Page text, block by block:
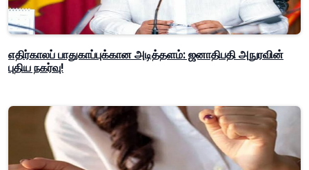
எதிர்காலப் பாதுகாப்புக்கான அடித்தளம்: ஜனாதிபதி அநுரவின்
புதிய நகர்வு!